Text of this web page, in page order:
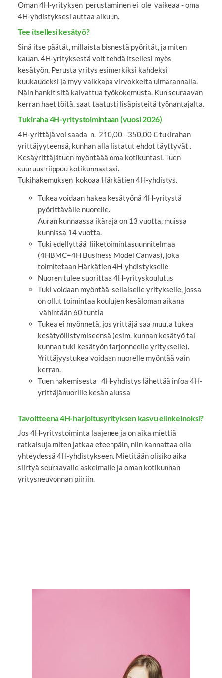
Oman 4H-yrityksen perustaminen ei ole vaikeaa - oma
4H-yhdistyksesi auttaa alkuun.
Tee itsellesi kesätyö?
Sinä itse päätät, millaista bisnestä pyörität, ja miten
kauan. 4H-yrityksestä voit tehdä itsellesi myös
kesätyön. Perusta yritys esimerkiksi kahdeksi
kuukaudeksi ja myy vaikkapa virvokkeita uimarannalla.
Näin hankit sitä kaivattua työkokemusta. Kun seuraavan
kerran haet töitä, saat taatusti lisäpisteitä työnantajalta.
Tukiraha 4H-yritystoimintaan (vuosi 2026)
4H-yrittäjä voi saada n. 210,00 -350,00 € tukirahan
yrittäjyyteensä, kunhan alla listatut ehdot täyttyvät .
Kesäyrittäjätuen myöntäää oma kotikuntasi. Tuen
suuruus riippuu kotikunnastasi.
Tukihakemuksen kokoaa Härkätien 4H-yhdistys.
Tukea voidaan hakea kesätyönä 4H-yritystä
pyörittävälle nuorelle.
Auran kunnaassa ikäraja on 13 vuotta, muissa
kunnissa 14 vuotta.
Tuki edellyttää liiketoimintasuunnitelmaa
(4HBMC=4H Business Model Canvas), joka
toimitetaan Härkätien 4H-yhdistykselle
Nuoren tulee suorittaa 4H-yrityskoulutus
Tuki voidaan myöntää sellaiselle yritykselle, jossa
on ollut toimintaa koulujen kesäloman aikana
vähintään 60 tuntia
Tukea ei myönnetä, jos yrittäjä saa muuta tukea
kesätyöllistymiseensä (esim. kunnan kesätyö tai
kunnan tuki kesätyön tarjonneelle yritykselle).
Yrittäjyystukea voidaan nuorelle myöntää vain
kerran.
Tuen hakemisesta 4H-yhdistys lähettää infoa 4H-
yrittäjänuorille kesän alussa
Tavoitteena 4H-harjoitusyrityksen kasvu elinkeinoksi?
Jos 4H-yritystoiminta laajenee ja on aika miettiä
ratkaisuja miten jatkaa eteenpäin, niin kannattaa olla
yhteydessä 4H-yhdistykseen. Mietitään olisiko aika
siirtyä seuraavalle askelmalle ja oman kotikunnan
yritysneuvonnan piiriin.